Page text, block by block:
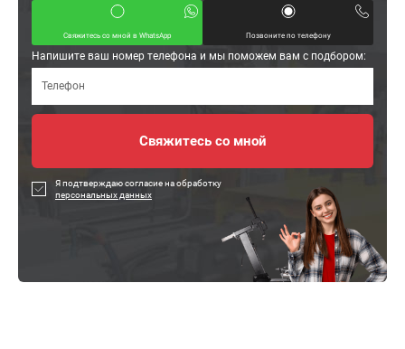
Свяжитесь со мной в WhatsApp Позвоните по телефону
Напишите ваш номер телефона и мы поможем вам с подбором:
Я подтверждаю согласие на обработку
персональных данных